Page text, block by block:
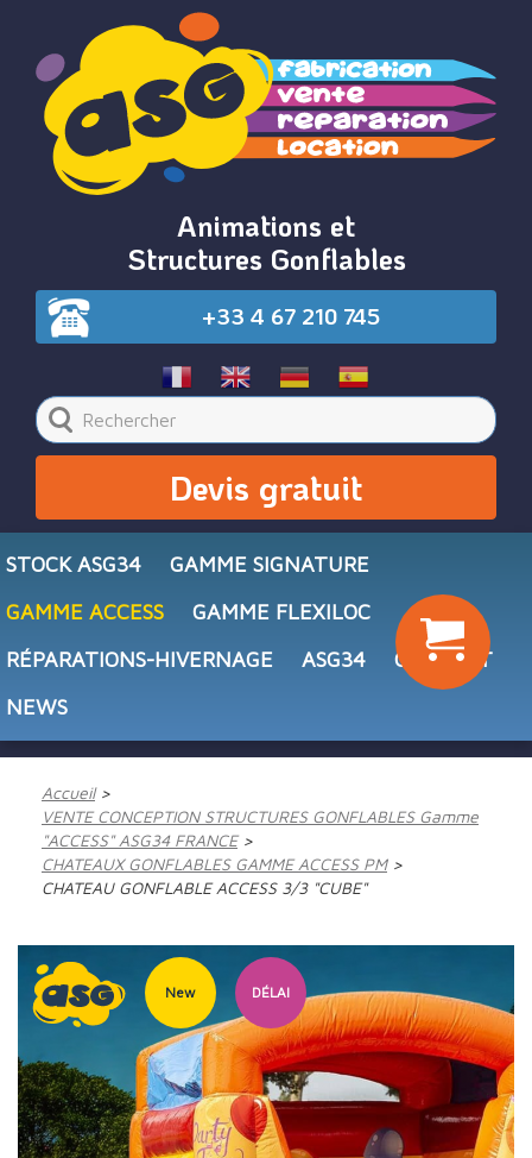
Animations et
Structures Gonflables
+33 4 67 210 745
Devis gratuit
STOCK ASG34
GAMME SIGNATURE
GAMME ACCESS
GAMME FLEXILOC
RÉPARATIONS-HIVERNAGE
ASG34
CONTACT
NEWS
Accueil
VENTE CONCEPTION STRUCTURES GONFLABLES Gamme
"ACCESS" ASG34 FRANCE
CHATEAUX GONFLABLES GAMME ACCESS PM
CHATEAU GONFLABLE ACCESS 3/3 "CUBE"
New DÉLAI